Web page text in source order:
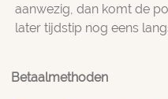
aanwezig, dan komt de
later tijdstip nog eens
Betaalmethoden